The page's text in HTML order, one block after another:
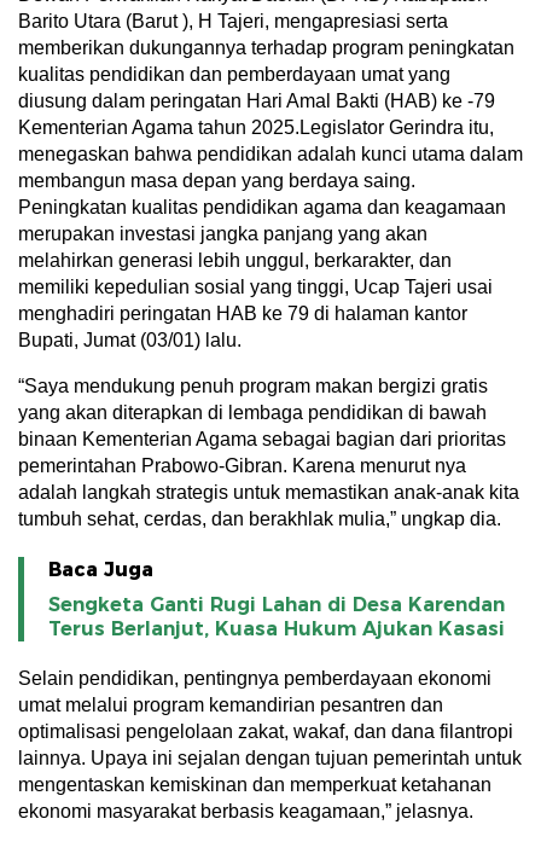
Barito Utara (Barut ), H Tajeri, mengapresiasi serta
memberikan dukungannya terhadap program peningkatan
kualitas pendidikan dan pemberdayaan umat yang
diusung dalam peringatan Hari Amal Bakti (HAB) ke -79
Kementerian Agama tahun 2025.Legislator Gerindra itu,
menegaskan bahwa pendidikan adalah kunci utama dalam
membangun masa depan yang berdaya saing.
Peningkatan kualitas pendidikan agama dan keagamaan
merupakan investasi jangka panjang yang akan
melahirkan generasi lebih unggul, berkarakter, dan
memiliki kepedulian sosial yang tinggi, Ucap Tajeri usai
menghadiri peringatan HAB ke 79 di halaman kantor
Bupati, Jumat (03/01) lalu.
“Saya mendukung penuh program makan bergizi gratis
yang akan diterapkan di lembaga pendidikan di bawah
binaan Kementerian Agama sebagai bagian dari prioritas
pemerintahan Prabowo-Gibran. Karena menurut nya
adalah langkah strategis untuk memastikan anak-anak kita
tumbuh sehat, cerdas, dan berakhlak mulia,” ungkap dia.
Baca Juga
Sengketa Ganti Rugi Lahan di Desa Karendan
Terus Berlanjut, Kuasa Hukum Ajukan Kasasi
Selain pendidikan, pentingnya pemberdayaan ekonomi
umat melalui program kemandirian pesantren dan
optimalisasi pengelolaan zakat, wakaf, dan dana filantropi
lainnya. Upaya ini sejalan dengan tujuan pemerintah untuk
mengentaskan kemiskinan dan memperkuat ketahanan
ekonomi masyarakat berbasis keagamaan,” jelasnya.